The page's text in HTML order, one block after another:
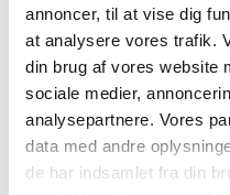
annoncer, til at vise dig
at analysere vores trafik.
din brug af vores website
sociale medier,
analysepartnere. Vores
data med andre
de har indsamlet fra din